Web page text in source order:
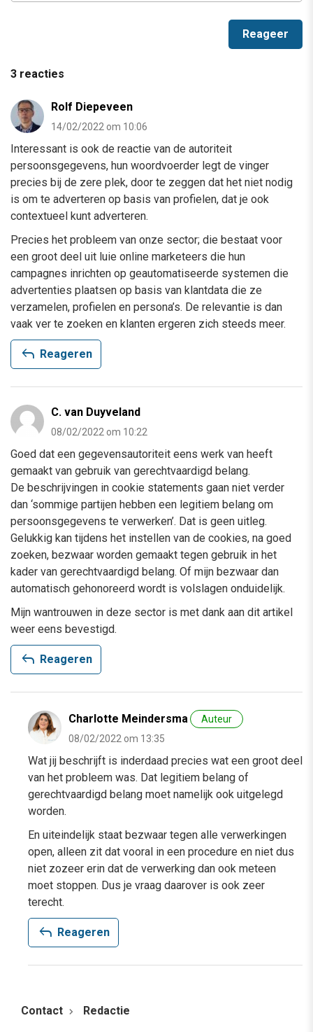
3 reacties
Rolf Diepeveen
14/02/2022 om 10:06
Interessant is ook de reactie van de autoriteit
persoonsgegevens, hun woordvoerder legt de vinger
precies bij de zere plek, door te zeggen dat het niet nodig
is om te adverteren op basis van profielen, dat je ook
contextueel kunt adverteren.
Precies het probleem van onze sector; die bestaat voor
een groot deel uit luie online marketeers die hun
campagnes inrichten op geautomatiseerde systemen die
advertenties plaatsen op basis van klantdata die ze
verzamelen, profielen en persona’s. De relevantie is dan
vaak ver te zoeken en klanten ergeren zich steeds meer.
reply Reageren
C. van Duyveland
08/02/2022 om 10:22
Goed dat een gegevensautoriteit eens werk van heeft
gemaakt van gebruik van gerechtvaardigd belang.
De beschrijvingen in cookie statements gaan niet verder
dan ‘sommige partijen hebben een legitiem belang om
persoonsgegevens te verwerken’. Dat is geen uitleg.
Gelukkig kan tijdens het instellen van de cookies, na goed
zoeken, bezwaar worden gemaakt tegen gebruik in het
kader van gerechtvaardigd belang. Of mijn bezwaar dan
automatisch gehonoreerd wordt is volslagen onduidelijk.
Mijn wantrouwen in deze sector is met dank aan dit artikel
weer eens bevestigd.
reply Reageren
Charlotte Meindersma
Auteur
08/02/2022 om 13:35
Wat jij beschrijft is inderdaad precies wat een groot deel
van het probleem was. Dat legitiem belang of
gerechtvaardigd belang moet namelijk ook uitgelegd
worden.
En uiteindelijk staat bezwaar tegen alle verwerkingen
open, alleen zit dat vooral in een procedure en niet dus
niet zozeer erin dat de verwerking dan ook meteen
moet stoppen. Dus je vraag daarover is ook zeer
terecht.
reply Reageren
Contact Redactie